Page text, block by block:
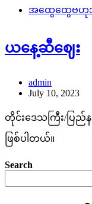
အထွေထွေဗ
ယနေ့ဆီဈေး
admin
July 10, 2023
တိုင်းဒေသကြီး/ပြည်
ဖြစ်ပါတယ်။
Search